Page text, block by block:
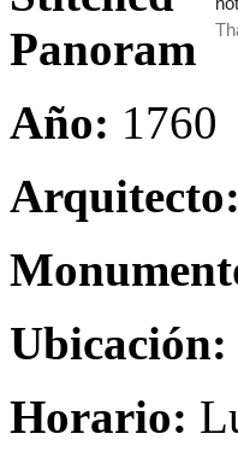
Año: 1760
Arquitecto:
Ubicación:
Horario: